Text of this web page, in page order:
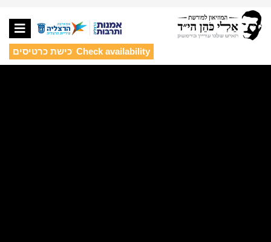
לרכישת כרטיסיםCheck availability